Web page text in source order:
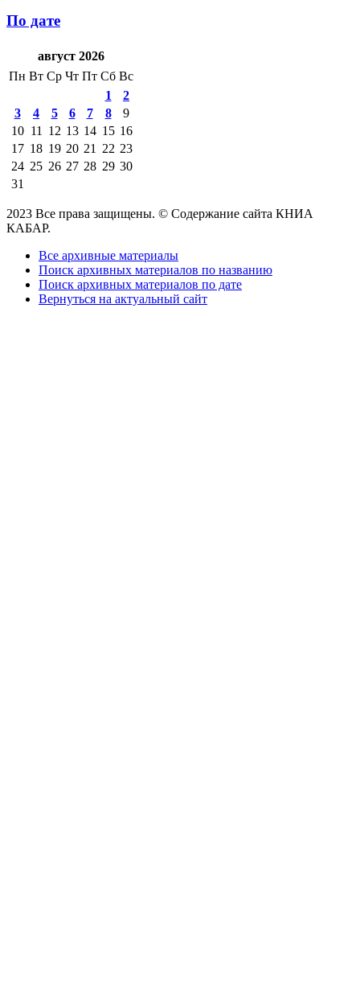
По дате
август 2026
Пн Вт Ср Чт Пт Сб Вс
1
2
3
4 5 6 7 8
9
10 11 12 13 14 15 16
17 18 19 20 21 22 23
24 25 26 27 28 29 30
31
2023 Все права защищены. © Содержание сайта КНИА
КАБАР.
Все архивные материалы
Поиск архивных материалов по названию
Поиск архивных материалов по дате
Вернуться на актуальный сайт